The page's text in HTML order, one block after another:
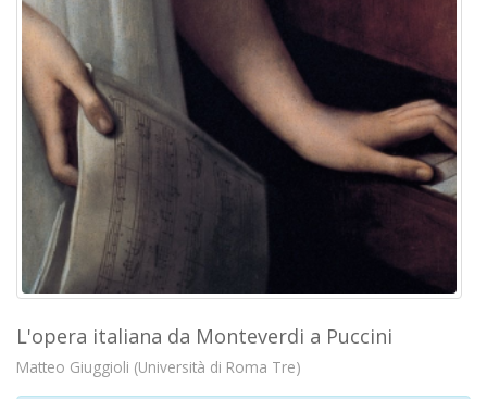
L'opera italiana da Monteverdi a Puccini
Matteo Giuggioli (Università di Roma Tre)